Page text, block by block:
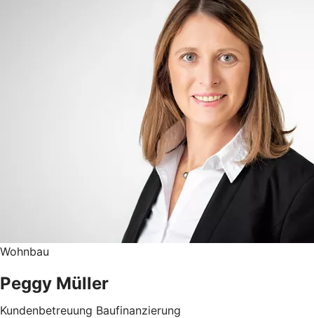
Wohnbau
Peggy Müller
Kundenbetreuung Baufinanzierung